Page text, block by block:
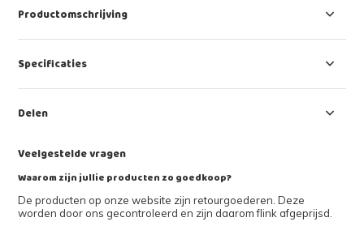
Productomschrijving
Specificaties
Delen
Veelgestelde vragen
Waarom zijn jullie producten zo goedkoop?
De producten op onze website zijn retourgoederen. Deze
worden door ons gecontroleerd en zijn daarom flink afgeprijsd.